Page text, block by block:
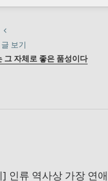
보기
그 자체로 좋은 품성이다
인류 역사상 가장 연